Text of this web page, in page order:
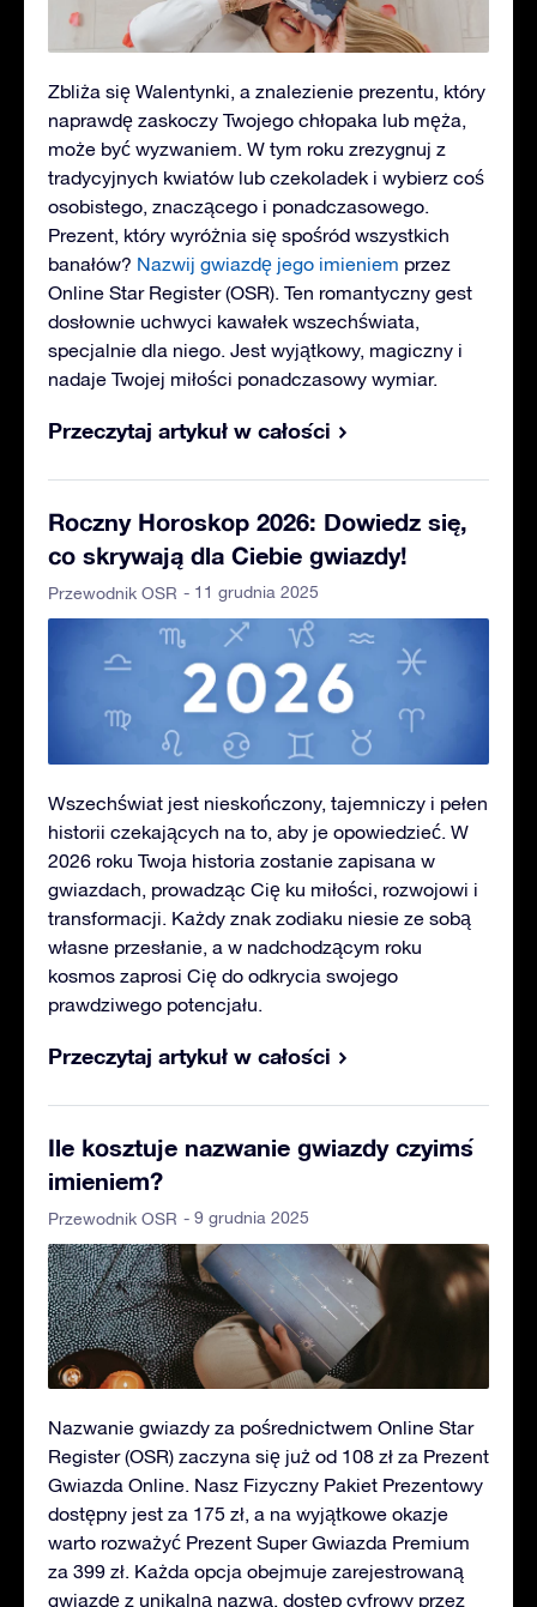
Zbliża się Walentynki, a znalezienie prezentu, który
naprawdę zaskoczy Twojego chłopaka lub męża,
może być wyzwaniem. W tym roku zrezygnuj z
tradycyjnych kwiatów lub czekoladek i wybierz coś
osobistego, znaczącego i ponadczasowego.
Prezent, który wyróżnia się spośród wszystkich
banałów? Nazwij gwiazdę jego imieniem przez
Online Star Register (OSR). Ten romantyczny gest
dosłownie uchwyci kawałek wszechświata,
specjalnie dla niego. Jest wyjątkowy, magiczny i
nadaje Twojej miłości ponadczasowy wymiar.
Przeczytaj artykuł w całości
Roczny Horoskop 2026: Dowiedz się,
co skrywają dla Ciebie gwiazdy!
Przewodnik OSR - 11 grudnia 2025
Wszechświat jest nieskończony, tajemniczy i pełen
historii czekających na to, aby je opowiedzieć. W
2026 roku Twoja historia zostanie zapisana w
gwiazdach, prowadząc Cię ku miłości, rozwojowi i
transformacji. Każdy znak zodiaku niesie ze sobą
własne przesłanie, a w nadchodzącym roku
kosmos zaprosi Cię do odkrycia swojego
prawdziwego potencjału.
Przeczytaj artykuł w całości
Ile kosztuje nazwanie gwiazdy czyimś
imieniem?
Przewodnik OSR - 9 grudnia 2025
Nazwanie gwiazdy za pośrednictwem Online Star
Register (OSR) zaczyna się już od 108 zł za Prezent
Gwiazda Online. Nasz Fizyczny Pakiet Prezentowy
dostępny jest za 175 zł, a na wyjątkowe okazje
warto rozważyć Prezent Super Gwiazda Premium
za 399 zł. Każda opcja obejmuje zarejestrowaną
gwiazdę z unikalną nazwą, dostęp cyfrowy przez